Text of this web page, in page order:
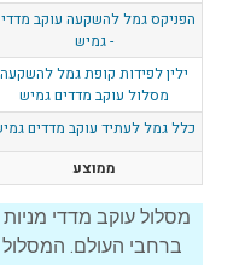
הפניקס גמל להשקעה עוקב
- גמיש
ילין לפידות קופת גמל להשקעה
מסלול עוקב מדדים גמיש
כלל גמל לעתיד עוקב מדדים
ממוצע
מסלול עוקב מדדי
ברחבי העולם. המסלול